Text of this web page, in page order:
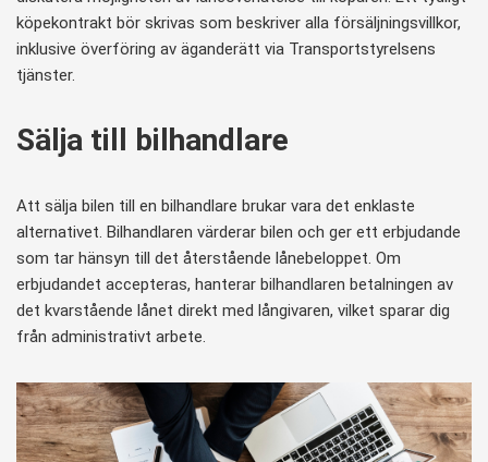
köpekontrakt bör skrivas som beskriver alla försäljningsvillkor,
inklusive överföring av äganderätt via Transportstyrelsens
tjänster.
Sälja till bilhandlare
Att sälja bilen till en bilhandlare brukar vara det enklaste
alternativet. Bilhandlaren värderar bilen och ger ett erbjudande
som tar hänsyn till det återstående lånebeloppet. Om
erbjudandet accepteras, hanterar bilhandlaren betalningen av
det kvarstående lånet direkt med långivaren, vilket sparar dig
från administrativt arbete.